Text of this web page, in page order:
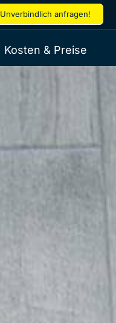
Unverbindlich anfragen!
Kosten & Preise